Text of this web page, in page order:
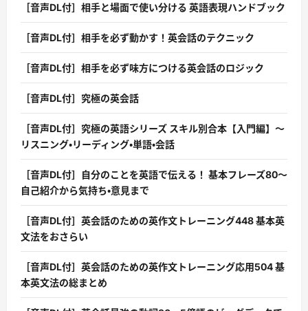
［音声DL付］相手と場面で使い分ける 英語表現ハンドブック
［音声DL付］相手を必ず動かす！英会話のテクニック
［音声DL付］相手を必ず味方につける英会話のロジック
［音声DL付］究極の英会話
［音声DL付］究極の英語シリーズ スキル別合本【入門編】〜
リスニング・リーディング・単語・会話
［音声DL付］自分のことを英語で伝える！ 基本フレーズ80〜
自己紹介から気持ち・意見まで
［音声DL付］英会話のための英作文トレーニング448 基本英
文法をおさらい
［音声DL付］英会話のための英作文トレーニング応用504 基
本英文法の総まとめ